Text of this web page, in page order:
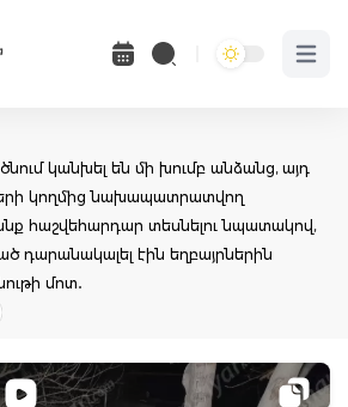
Open
կանխել են մի խումբ անձանց, այդ
կողմից նախապատրատվող
հաշվեհարդար տեսնելու նպատակով,
դարանակալել էին եղբայրներին
մոտ․